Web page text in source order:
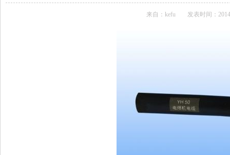
来自：kefu 发表时间：